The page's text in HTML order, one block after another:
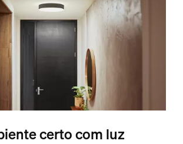
certo com luz